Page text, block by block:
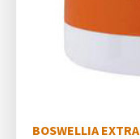
BOSWELLIA